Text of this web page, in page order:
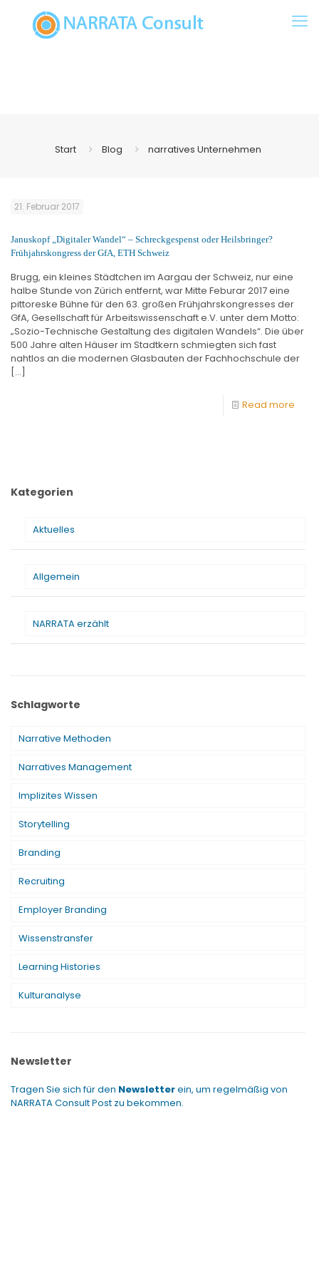
Start Blog narratives Unternehmen
21. Februar 2017
Januskopf „Digitaler Wandel“ – Schreckgespenst oder Heilsbringer?
Frühjahrskongress der GfA, ETH Schweiz
Brugg, ein kleines Städtchen im Aargau der Schweiz, nur eine
halbe Stunde von Zürich entfernt, war Mitte Feburar 2017 eine
pittoreske Bühne für den 63. großen Frühjahrskongresses der
GfA, Gesellschaft für Arbeitswissenschaft e.V. unter dem Motto:
„Sozio-Technische Gestaltung des digitalen Wandels“. Die über
500 Jahre alten Häuser im Stadtkern schmiegten sich fast
nahtlos an die modernen Glasbauten der Fachhochschule der
[…]
Read more
Kategorien
Aktuelles
Allgemein
NARRATA erzählt
Schlagworte
Narrative Methoden
Narratives Management
Implizites Wissen
Storytelling
Branding
Recruiting
Employer Branding
Wissenstransfer
Learning Histories
Kulturanalyse
Newsletter
Tragen Sie sich für den Newsletterein, um regelmäßig von
NARRATA Consult Post zu bekommen.